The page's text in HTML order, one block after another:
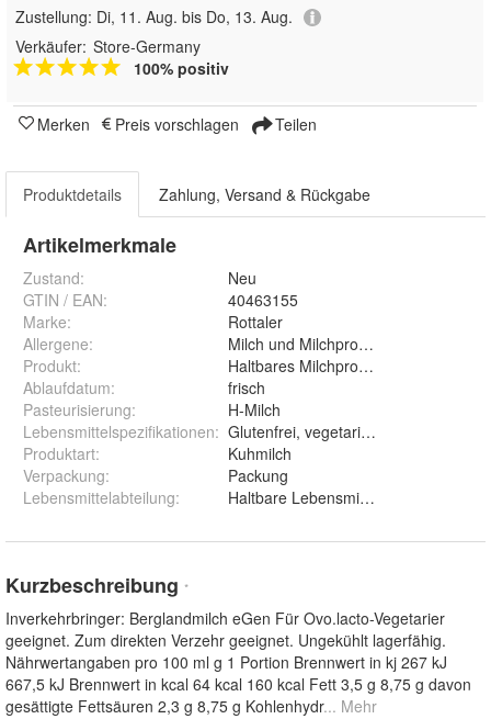
Zustellung: Di, 11. Aug. bis Do, 13. Aug.
Verkäufer: Store-Germany
100% positiv
Merken Preis vorschlagen Teilen
Produktdetails Zahlung, Versand & Rückgabe
Artikelmerkmale
Zustand:
Neu
GTIN / EAN:
40463155
Marke:
Rottaler
Allergene:
Milch und Milchprodukte
Produkt:
Haltbares Milchprodukt
Ablaufdatum:
frisch
Pasteurisierung:
H-Milch
Lebensmittelspezifikationen: Glutenfrei, vegetarisch
Produktart:
Kuhmilch
Verpackung:
Packung
Lebensmittelabteilung: Haltbare Lebensmittel
Kurzbeschreibung *
Inverkehrbringer: Berglandmilch eGen Für Ovo.lacto-Vegetarier
geeignet. Zum direkten Verzehr geeignet. Ungekühlt lagerfähig.
Nährwertangaben pro 100 ml g 1 Portion Brennwert in kj 267 kJ
667,5 kJ Brennwert in kcal 64 kcal 160 kcal Fett 3,5 g 8,75 g davon
gesättigte Fettsäuren 2,3 g 8,75 g Kohlenhydr... Mehr